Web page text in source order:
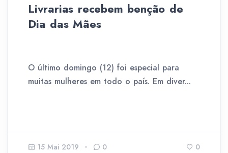
Livrarias recebem benção de
Dia das Mães
O último domingo (12) foi especial para
muitas mulheres em todo o país. Em diver...
15 Mai 2019 0 0